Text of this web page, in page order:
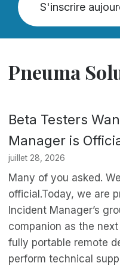
S'inscrire
Pneuma
Beta Testers
Manager is
juillet 28, 2026
Many of you asked.
official.Today, we are
Incident Manager’s
companion as the
fully portable remote
perform technical